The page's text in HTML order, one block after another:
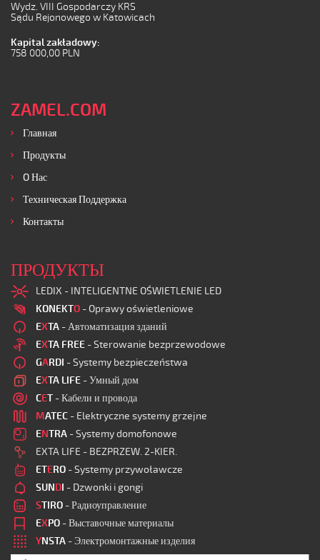
Wydz. VIII Gospodarczy KRS
Sądu Rejonowego w Katowicach
Kapital zakładowy:
758 000,00 PLN
ZAMEL.COM
Главная
Продукты
O Нас
Техническая Поддержка
Контакты
ПРОДУКТЫ
LEDIX - INTELIGENTNE OŚWIETLENIE LED
KONEKTO - Oprawy oświetleniowe
EXTA - Автоматизация зданий
EXTA FREE - Sterowanie bezprzewodowe
GARDI - Systemy bezpieczeństwa
EXTA LIFE - Умный дом
CET - Кабели и провода
MATEC - Elektryczne systemy grzejne
ENTRA - Systemy domofonowe
EXTA LIFE - BEZPRZEW. 2-KIER.
ETERO - Systemy przywoławcze
SUNDI - Dzwonki i gongi
STIRO - Радиоуправление
EXPO - Выставочные материалы
YNSTA - Электромонтажные изделия